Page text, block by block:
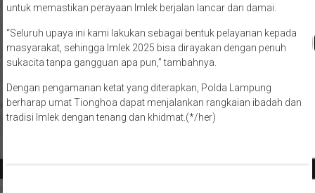
untuk memastikan perayaan Imlek berjalan lancar dan damai.
“Seluruh upaya ini kami lakukan sebagai bentuk pelayanan kepada
masyarakat, sehingga Imlek 2025 bisa dirayakan dengan penuh
sukacita tanpa gangguan apa pun,” tambahnya.
Dengan pengamanan ketat yang diterapkan, Polda Lampung
berharap umat Tionghoa dapat menjalankan rangkaian ibadah dan
tradisi Imlek dengan tenang dan khidmat.(*/her)